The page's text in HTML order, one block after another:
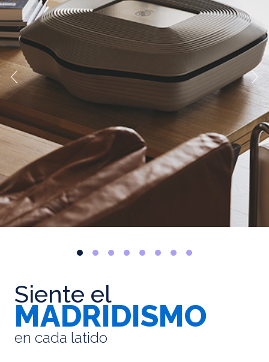
Siente el
MADRIDISMO
en cada latido